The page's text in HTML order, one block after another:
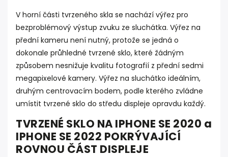
V horní části tvrzeného skla se nachází výřez pro
bezproblémový výstup zvuku ze sluchátka. Výřez na
přední kameru není nutný, protože se jedná o
dokonale průhledné tvrzené sklo, které žádným
způsobem nesnižuje kvalitu fotografií z přední sedmi
megapixelové kamery. Výřez na sluchátko ideálním,
druhým centrovacím bodem, podle kterého zvládne
umístit tvrzené sklo do středu displeje opravdu každý.
TVRZENÉ SKLO NA IPHONE SE 2020 a
IPHONE SE 2022 POKRÝVAJÍCÍ
ROVNOU ČÁST DISPLEJE